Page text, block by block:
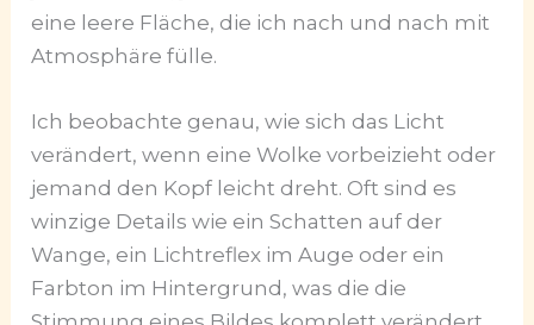
eine leere Fläche, die ich nach und nach mit
Atmosphäre fülle.
Ich beobachte genau, wie sich das Licht
verändert, wenn eine Wolke vorbeizieht oder
jemand den Kopf leicht dreht. Oft sind es
winzige Details wie ein Schatten auf der
Wange, ein Lichtreflex im Auge oder ein
Farbton im Hintergrund, was die die